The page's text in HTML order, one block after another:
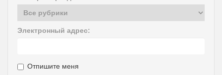
Электронный адрес:
Отпишите меня